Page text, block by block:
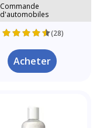
Commande
d'automobiles
(28)
Acheter